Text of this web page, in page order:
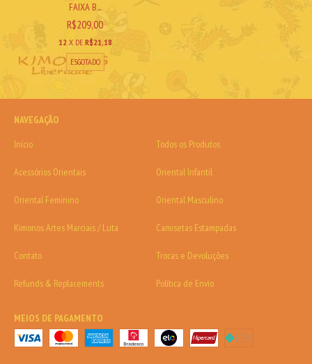
FAIXA B...
R$209,00
12 X DE R$21,18
ESGOTADO
NAVEGAÇÃO
Início
Todos os Produtos
Acessórios Orientais Oriental Infantil
Oriental Feminino Oriental Masculino
Kimonos Artes Marciais / Luta Camisetas Estampadas
Contato Trocas e Devoluções
Refunds & Replacements Política de Envio
MEIOS DE PAGAMENTO